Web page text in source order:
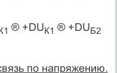
® +DUК1 ® +DUБ2
по напряжению.